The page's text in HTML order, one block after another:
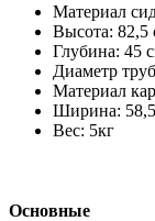
Материал
Высота: 82,5
Глубина: 45
Диаметр
Материал
Ширина:
Вес: 5кг
Основные